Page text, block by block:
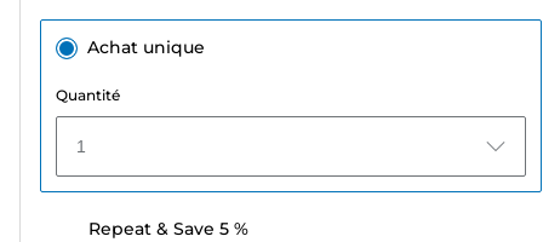
Achat unique
Quantité
1
Repeat & Save 5 %